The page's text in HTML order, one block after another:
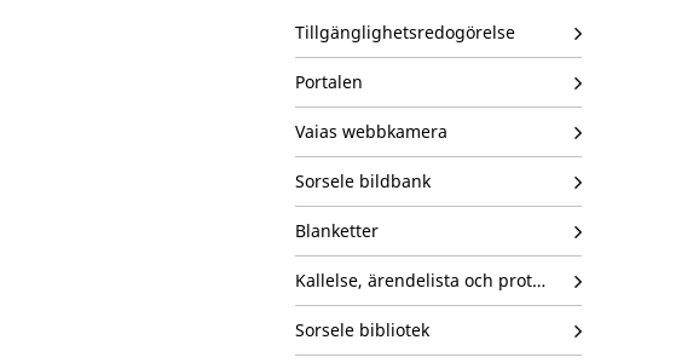
Tillgänglighetsredogörelse
Portalen
Vaias webbkamera
Sorsele bildbank
Blanketter
Kallelse, ärendelista och protokoll
Sorsele bibliotek